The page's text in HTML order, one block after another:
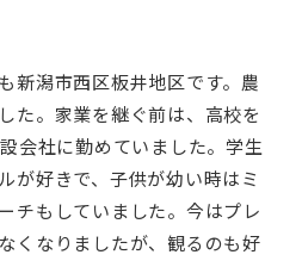
新潟市西区板井地区です。農
た。家業を継ぐ前は、高校を
会社に勤めていました。学生
が好きで、子供が幼い時はミ
チもしていました。今はプレ
くなりましたが、観るのも好